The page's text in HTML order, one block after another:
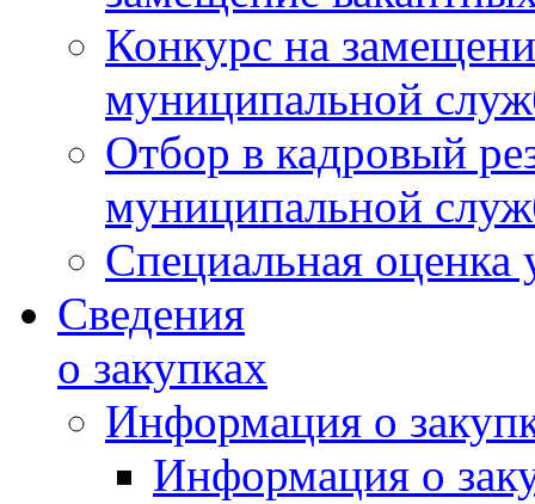
Конкурс на
муниципальной
Отбор в кадровый
муниципальной
Специальная оценка
Сведения
о закупках
Информация о
Информация о